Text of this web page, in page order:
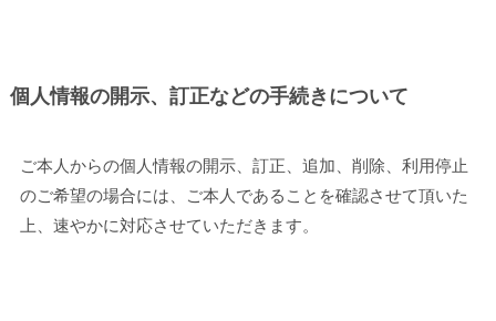
個人情報の開示、訂正などの手続きについて
ご本人からの個人情報の開示、訂正、追加、削除、利用停止
のご希望の場合には、ご本人であることを確認させて頂いた
上、速やかに対応させていただきます。